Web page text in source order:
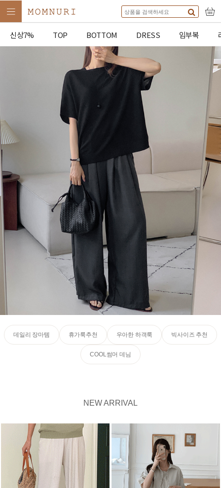
신상7% TOP BOTTOM DRESS 임부복
데일리 장마템 휴가룩추천 우아한 하객룩 빅사이즈 추천
COOL썸머 데님
NEW ARRIVAL